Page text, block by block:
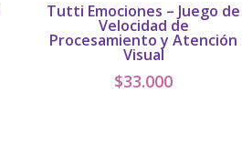
Tutti Emociones – Juego de
Velocidad de
Procesamiento y Atención
Visual
$33.000